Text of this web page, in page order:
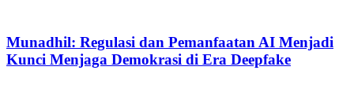
Munadhil: Regulasi dan Pemanfaatan AI Menjadi
Kunci Menjaga Demokrasi di Era Deepfake